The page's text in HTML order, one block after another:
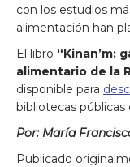
con los estudios
alimentación han
El libro “Kinan’m:
alimentario de la
disponible para
bibliotecas públicas
Por: María
Publicado